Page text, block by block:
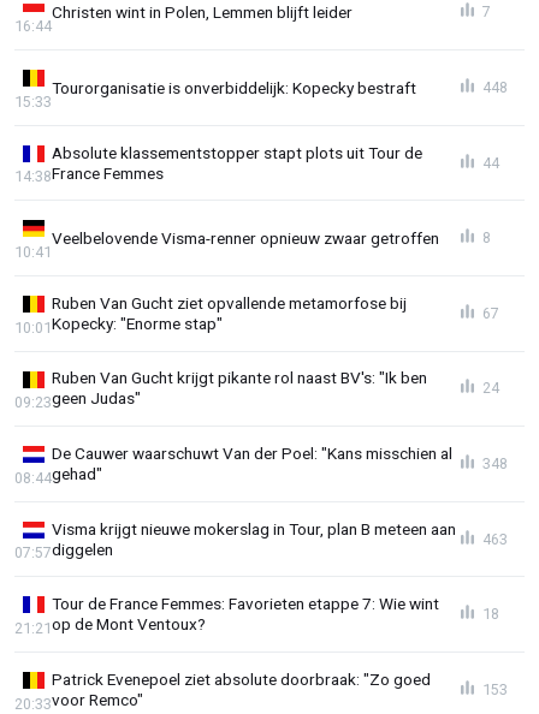
Christen wint in Polen, Lemmen blijft leider
16:44
7
Tourorganisatie is onverbiddelijk: Kopecky bestraft
15:33
448
Absolute klassementstopper stapt plots uit Tour de
France Femmes
14:38
44
Veelbelovende Visma-renner opnieuw zwaar getroffen
10:41
8
Ruben Van Gucht ziet opvallende metamorfose bij
Kopecky: "Enorme stap"
10:01
67
Ruben Van Gucht krijgt pikante rol naast BV's: "Ik ben
geen Judas"
09:23
24
De Cauwer waarschuwt Van der Poel: "Kans misschien al
gehad"
08:44
348
Visma krijgt nieuwe mokerslag in Tour, plan B meteen aan
diggelen
07:57
463
Tour de France Femmes: Favorieten etappe 7: Wie wint
op de Mont Ventoux?
21:21
18
Patrick Evenepoel ziet absolute doorbraak: "Zo goed
voor Remco"
20:33
153